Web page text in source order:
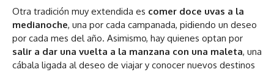
Otra tradición muy extendida es comer doce uvas a la
medianoche, una por cada campanada, pidiendo un deseo
por cada mes del año. Asimismo, hay quienes optan por
salir a dar una vuelta a la manzana con una maleta, una
cábala ligada al deseo de viajar y conocer nuevos destinos